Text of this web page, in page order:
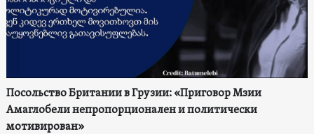
Посольство Британии в Грузии: «Приговор Мзии
Амаглобели непропорционален и политически
мотивирован»